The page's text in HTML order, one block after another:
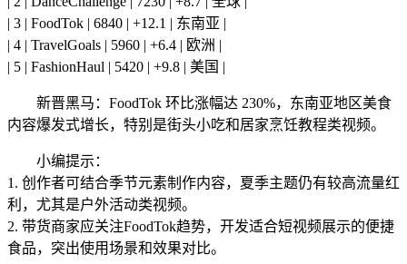
| 3 | FoodTok | 6840 | +12.1 | 东南亚 |
| 4 | TravelGoals | 5960 | +6.4 | 欧洲 |
| 5 | FashionHaul | 5420 | +9.8 | 美国 |
新晋黑马：FoodTok 环比涨幅达 230%，东南亚地区美食
内容爆发式增长，特别是街头小吃和居家烹饪教程类视频。
小编提示：
1. 创作者可结合季节元素制作内容，夏季主题仍有较高流量红
利，尤其是户外活动类视频。
2. 带货商家应关注FoodTok趋势，开发适合短视频展示的便捷
食品，突出使用场景和效果对比。